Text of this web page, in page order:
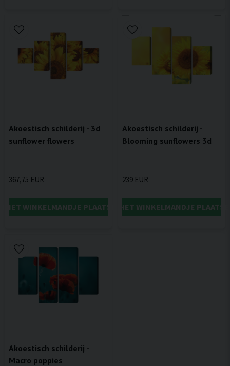
Akoestisch schilderij - 3d
sunflower flowers
367,75 EUR
HET WINKELMANDJE PLAATSEN
Akoestisch schilderij -
Blooming sunflowers 3d
239 EUR
IN HET WINKELMANDJE
Akoestisch schilderij -
Macro poppies